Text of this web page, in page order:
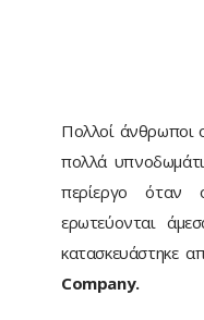
Πολλοί άνθρωποι
πολλά
περίεργο όταν
ερωτεύονται
κατασκευάστηκε
Company.